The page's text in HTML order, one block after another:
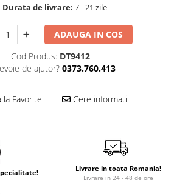
gaz / GPL
Durata de livrare: 7 - 21 zile
ADAUGA IN COS
Cod Produs: DT9412
de ajutor? 0373.760.413
Favorite Cere informatii
Livrare in toata Romania!
Livrare in 24 - 48 de ore